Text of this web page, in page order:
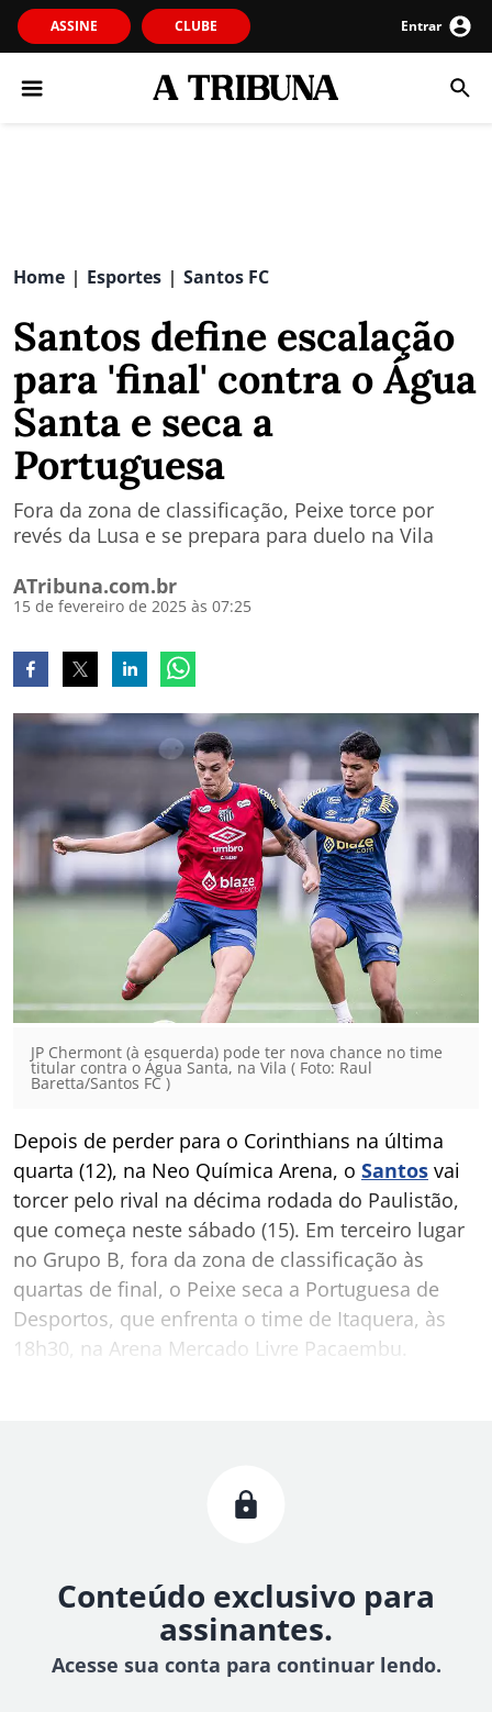
ASSINE CLUBE Entrar
Home | Esportes | Santos FC
Santos define escalação
para 'final' contra o Água
Santa e seca a
Portuguesa
Fora da zona de classificação, Peixe torce por
revés da Lusa e se prepara para duelo na Vila
ATribuna.com.br
15 de fevereiro de 2025 às 07:25
JP Chermont (à esquerda) pode ter nova chance no time
titular contra o Água Santa, na Vila ( Foto: Raul
Baretta/Santos FC )
Depois de perder para o Corinthians na última
quarta (12), na Neo Química Arena, o Santos vai
torcer pelo rival na décima rodada do Paulistão,
que começa neste sábado (15). Em terceiro lugar
no Grupo B, fora da zona de classificação às
quartas de final, o Peixe seca a Portuguesa de
Desportos, que enfrenta o time de Itaquera, às
18h30, na Arena Mercado Livre Pacaembu.
Conteúdo exclusivo para
assinantes.
Acesse sua conta para continuar lendo.